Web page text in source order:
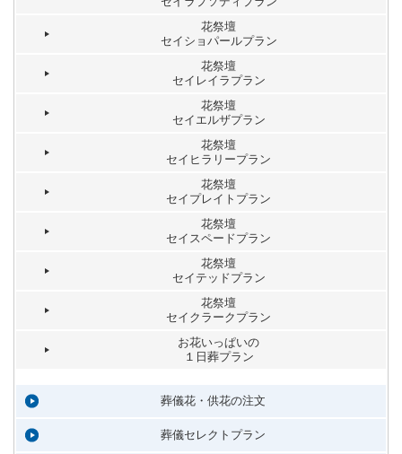
花祭壇
セイショパールプラン
花祭壇
セイレイラプラン
花祭壇
セイエルザプラン
花祭壇
セイヒラリープラン
花祭壇
セイプレイトプラン
花祭壇
セイスペードプラン
花祭壇
セイテッドプラン
花祭壇
セイクラークプラン
お花いっぱいの
１日葬プラン
葬儀花・供花の注文
葬儀セレクトプラン